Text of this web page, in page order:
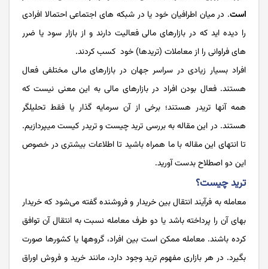
است. در میان اطرافیان خود یا در شبکه های اجتماعی احتمالا افرادی
را دیده­ اید که در بازارهای مالی فعالیت دارند و از بازار سود یا ضرر
های فراوانی را از معاملات (تریدها) خود کسب کردند.
افراد بسیار زیادی در سراسر جهان در بازارهای مالی مختلفی فعال
هستند. فعال بودن افراد در بازارهای مالی به این معنی نیست که
همه آن­ها تریدر هستند؛ برخی از آن­ سرمایه گذار یا فقط تحلیل­گر
هستند. در این مقاله به بررسی ترید چیست و تریدر کیست می­پردازیم.
تا انتهای این مقاله با ما همراه باشید تا اطلاعات بیشتری در خصوص
این دو اصطلاح بدست آورید.
ترید چیست؟
معامله به فرآیند انتقال بین خریدار و فروشنده گفته می‌‌‌‌‌‌‌‌‌‌‌‌‌‌شود که خریدار
بهای آن را پرداخته باشد یا دو طرف معامله نسبت به انتقال آن توافق
کرده باشند. معامله ممکن است بین افراد، گروه­ها یا کشورها صورت
بگیرد. در هر بازاری مفهوم ترید وجود دارد، مانند خرید و فروش اوراق